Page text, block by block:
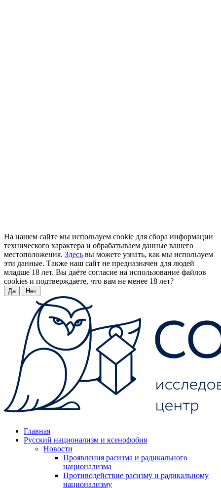
На нашем сайте мы используем cookie для сбора информации
технического характера и обрабатываем данные вашего
местоположения. Здесь вы можете узнать, как мы используем
эти данные. Также наш сайт не предназначен для людей
младше 18 лет. Вы даёте согласие на использование файлов
cookies и подтверждаете, что вам не менее 18 лет?
Да Нет
Главная
Русский национализм и ксенофобия
Новости
Проявления расизма и радикального
национализма
Противодействие расизму и радикальному
национализму